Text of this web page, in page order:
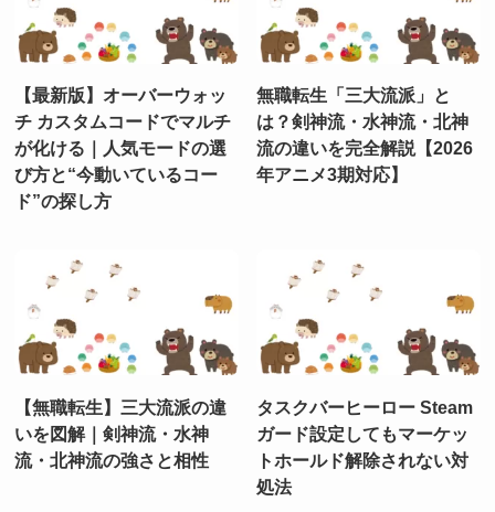
【最新版】オーバーウォッ
チ カスタムコードでマルチ
が化ける｜人気モードの選
び方と“今動いているコー
ド”の探し方
無職転生「三大流派」と
は？剣神流・水神流・北神
流の違いを完全解説【2026
年アニメ3期対応】
【無職転生】三大流派の違
いを図解｜剣神流・水神
流・北神流の強さと相性
タスクバーヒーロー Steam
ガード設定してもマーケッ
トホールド解除されない対
処法